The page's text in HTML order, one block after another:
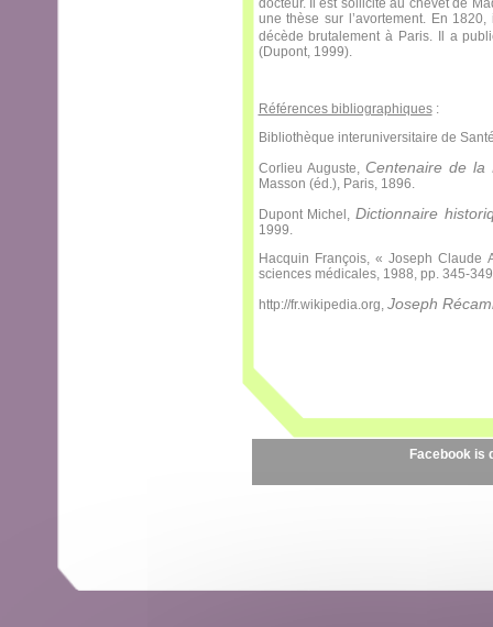
docteur. Il est sollicité au chevet de
une thèse sur l’avortement. En
décède brutalement à Paris. Il a
(Dupont, 1999).
Références bibliographiques:
Bibliothèque interuniversitaire de
Corlieu Auguste, Centenaire de la
Masson (éd.), Paris, 1896.
Dupont Michel, Dictionnaire
1999.
Hacquin François, « Joseph
sciences médicales, 1988, pp. 345-
http://fr.wikipedia.org, Joseph
Facebook is